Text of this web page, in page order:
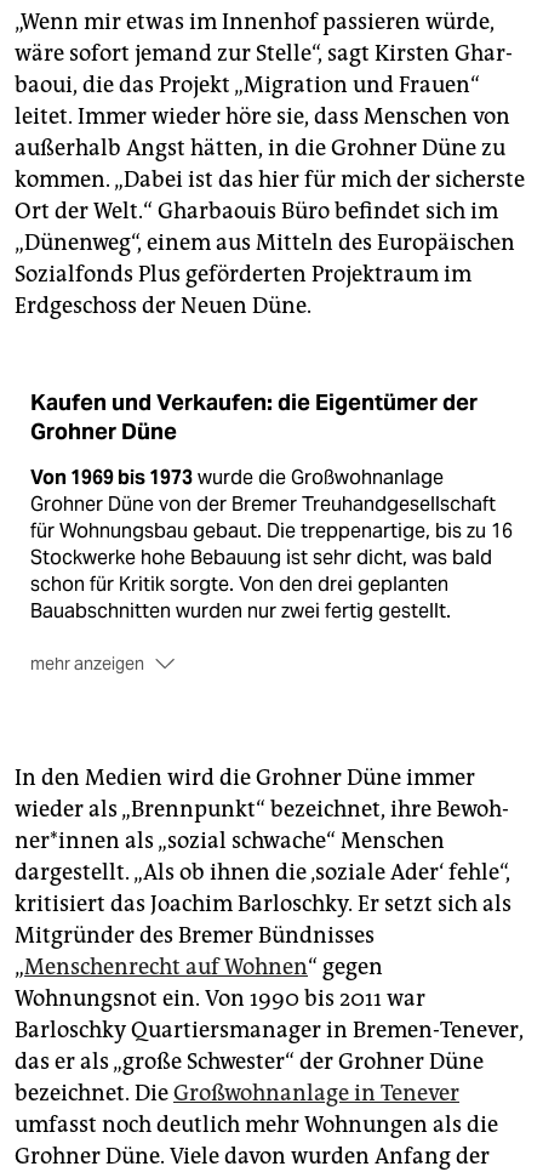
„Wenn mir etwas im Innenhof passieren würde,
wäre sofort jemand zur Stelle“, sagt Kirsten Ghar­
baoui, die das Projekt „Migration und Frauen“
leitet. Immer wieder höre sie, dass Menschen von
außerhalb Angst hätten, in die Grohner Düne zu
kommen. „Dabei ist das hier für mich der sicherste
Ort der Welt.“ Gharbaouis Büro befindet sich im
„Dünenweg“, einem aus Mitteln des Europäischen
Sozialfonds Plus geförderten Projekt­raum im
Erdgeschoss der Neuen Düne.
Kaufen und Verkaufen: die Eigentümer der
Grohner Düne
Von 1969 bis 1973wurde die Großwohnanlage
Grohner Düne von der Bremer Treuhandgesellschaft
für Wohnungsbau gebaut. Die treppenartige, bis zu 16
Stockwerke hohe Bebauung ist sehr dicht, was bald
schon für Kritik sorgte. Von den drei geplanten
Bauabschnitten wurden nur zwei fertig gestellt.
mehr anzeigen
gegangen war, wurde die Immobilie vom vormaligen
Anteilseigner, der gewerkschaftseigenen Neuen
Heimat, übernommen.
2005ging der Gebäude­komplex an den US-Investor
„Cerberus Capital Management“. In der Folge
wechselten die Besitzverhältnisse, beide
Hochhausriegel gerieten in die Hände verschiedener
Investoren.
Der jetzige Eigentümer,die Immobilien-
Managementgesellschaft „Grand City Property S. A.“
mit Sitz in Luxemburg, kaufte 2014 sämtliche 570
Wohnungen der Wohnanlage. Seit Dezember 2022
verhandelt die städtische Wohnungs­gesellschaft
Gewoba über einen Einstieg.
In den Medien wird die Grohner Düne immer
wieder als „Brennpunkt“ bezeichnet, ihre Be­woh­
ne­r*in­nen als „sozial schwache“ Menschen
dargestellt. „Als ob ihnen die ‚soziale Ader‘ fehle“,
kritisiert das Joachim Barloschky. Er setzt sich als
Mitgründer des Bremer Bündnisses
„Menschenrecht auf Wohnen“ gegen
Wohnungsnot ein. Von 1990 bis 2011 war
Barloschky Quartiersmanager in Bremen-Tenever,
das er als „große Schwester“ der Grohner Düne
bezeichnet. DieGroßwohnanlage in Tenever
umfasst noch deutlich mehr Wohnungen als die
Grohner Düne. Viele davon wurden Anfang der